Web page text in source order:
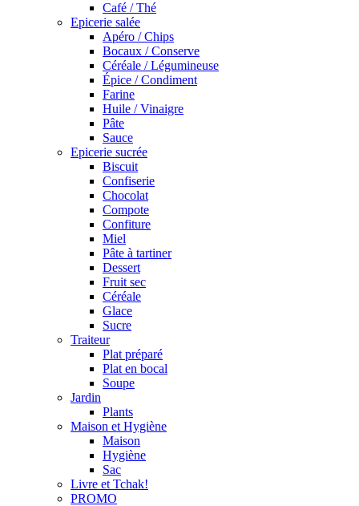
Café / Thé
Epicerie salée
Apéro / Chips
Bocaux / Conserve
Céréale / Légumineuse
Épice / Condiment
Farine
Huile / Vinaigre
Pâte
Sauce
Epicerie sucrée
Biscuit
Confiserie
Chocolat
Compote
Confiture
Miel
Pâte à tartiner
Dessert
Fruit sec
Céréale
Glace
Sucre
Traiteur
Plat préparé
Plat en bocal
Soupe
Jardin
Plants
Maison et Hygiène
Maison
Hygiène
Sac
Livre et Tchak!
PROMO